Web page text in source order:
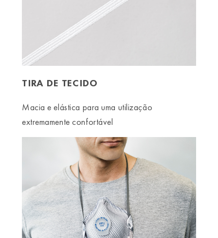
TIRA DE TECIDO
Macia e elástica para uma utilização
extremamente confortável